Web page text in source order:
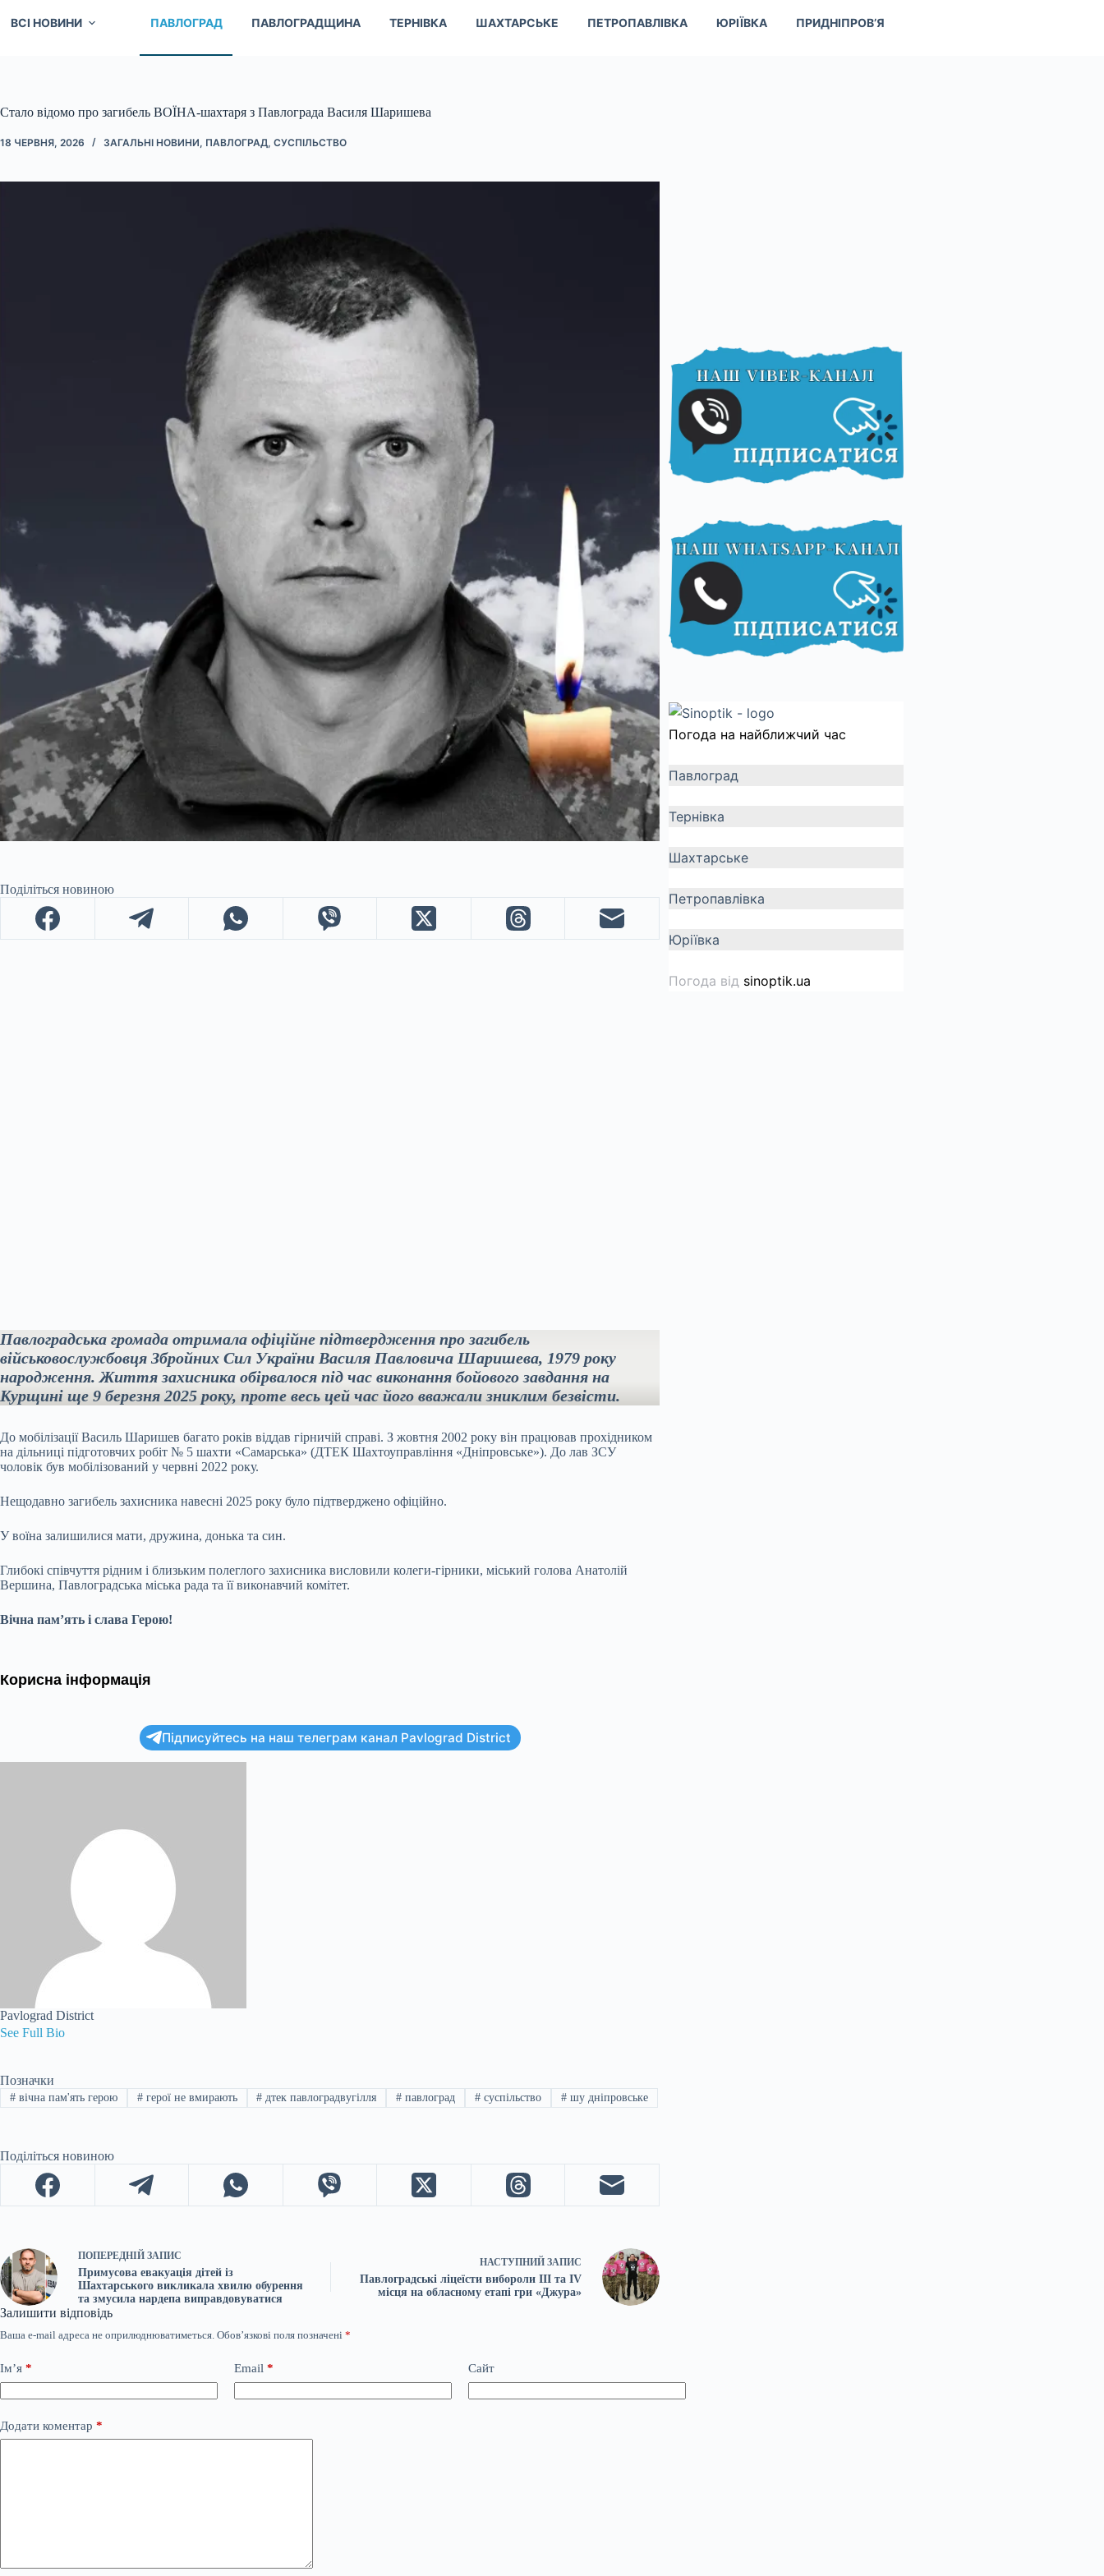
ВСІ НОВИНИ ПАВЛОГРАД ПАВЛОГРАДЩИНА ТЕРНІВКА ШАХТАРСЬКЕ ПЕТРОПАВЛІВКА ЮРІЇВКА ПРИДНІПРОВ’Я
Стало відомо про загибель ВОЇНА-шахтаря з Павлограда Василя Шаришева
18 ЧЕРВНЯ, 2026 ЗАГАЛЬНІ НОВИНИ, ПАВЛОГРАД, СУСПІЛЬСТВО
Поділіться новиною
Павлоградська громада отримала офіційне підтвердження про загибель
військовослужбовця Збройних Сил України Василя Павловича Шаришева, 1979 року
народження. Життя захисника обірвалося під час виконання бойового завдання на
Курщині ще 9 березня 2025 року, проте весь цей час його вважали зниклим безвісти.
До мобілізації Василь Шаришев багато років віддав гірничій справі. З жовтня 2002 року він працював прохідником
на дільниці підготовчих робіт № 5 шахти «Самарська» (ДТЕК Шахтоуправління «Дніпровське»). До лав ЗСУ
чоловік був мобілізований у червні 2022 року.
Нещодавно загибель захисника навесні 2025 року було підтверджено офіційно.
У воїна залишилися мати, дружина, донька та син.
Глибокі співчуття рідним і близьким полеглого захисника висловили колеги-гірники, міський голова Анатолій
Вершина, Павлоградська міська рада та її виконавчий комітет.
Вічна пам’ять і слава Герою!
Корисна інформація
Підписуйтесь на наш телеграм канал Pavlograd District
Pavlograd District
See Full Bio
Позначки
#вічна пам'ять герою #герої не вмирають # дтек павлоградвугілля # павлоград # суспільство #шу дніпровське
Поділіться новиною
ПОПЕРЕДНІЙ ЗАПИС
Примусова евакуація дітей із
Шахтарського викликала хвилю обурення
та змусила нардепа виправдовуватися
НАСТУПНИЙ ЗАПИС
Павлоградські ліцеїсти вибороли ІІІ та IV
місця на обласному етапі гри «Джура»
Залишити відповідь
Ваша e-mail адреса не оприлюднюватиметься. Обов’язкові поля позначені *
Ім’я * Email * Сайт
Додати коментар *
Погода на найближчий час
Павлоград
Тернівка
Шахтарське
Петропавлівка
Юріївка
Погода від sinoptik.ua